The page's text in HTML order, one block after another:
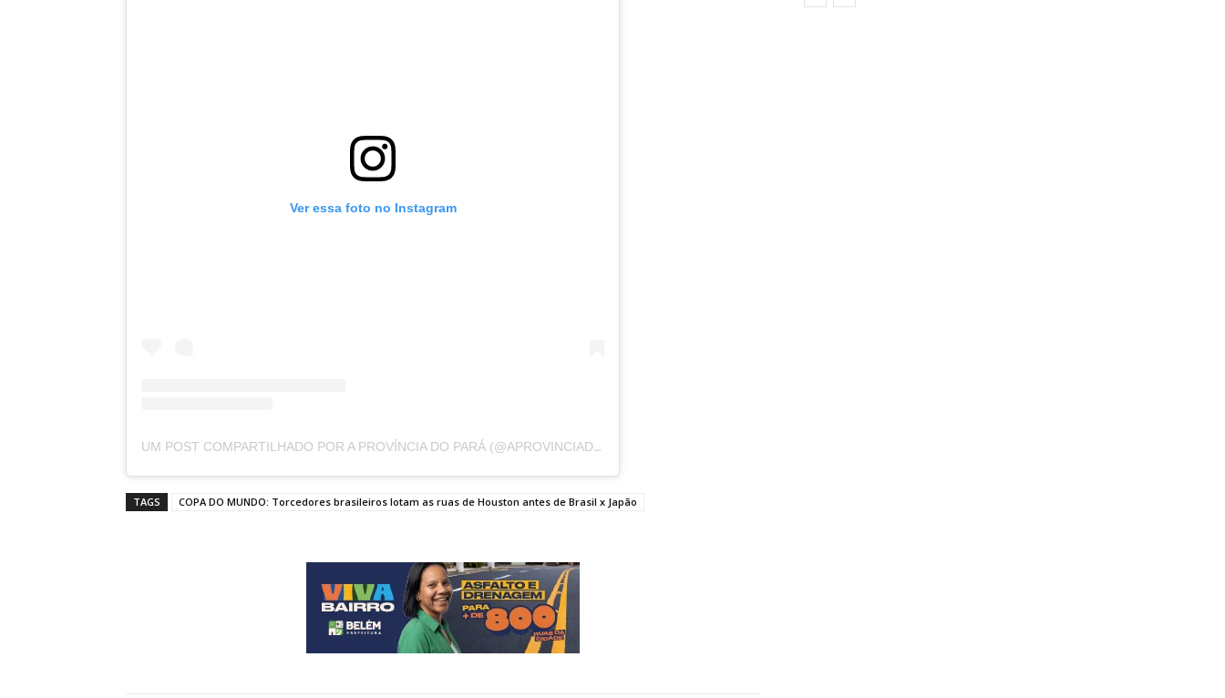
Ver essa foto no Instagram
UM POST COMPARTILHADO POR A PROVÍNCIA DO PARÁ (@APROVINCIADOPARA)
TAGS COPA DO MUNDO: Torcedores brasileiros lotam as ruas de Houston antes de Brasil x Japão